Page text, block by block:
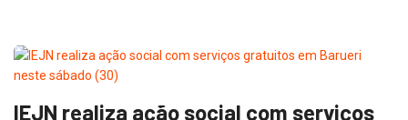
IEJN realiza ação social com serviços